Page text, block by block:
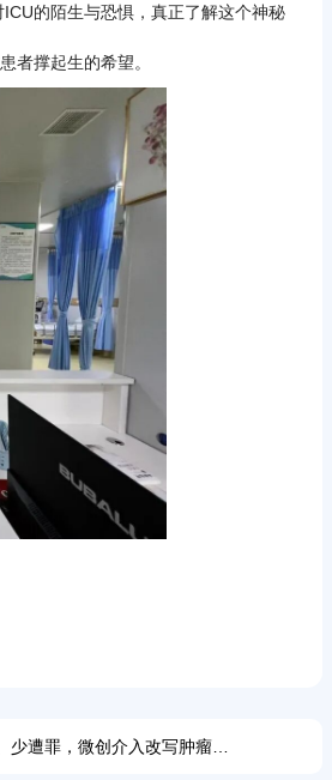
的陌生与恐惧，真正了解这个神秘
者撑起生的希望。
不挨刀、少遭罪，微创介入改写肿瘤治疗新格局